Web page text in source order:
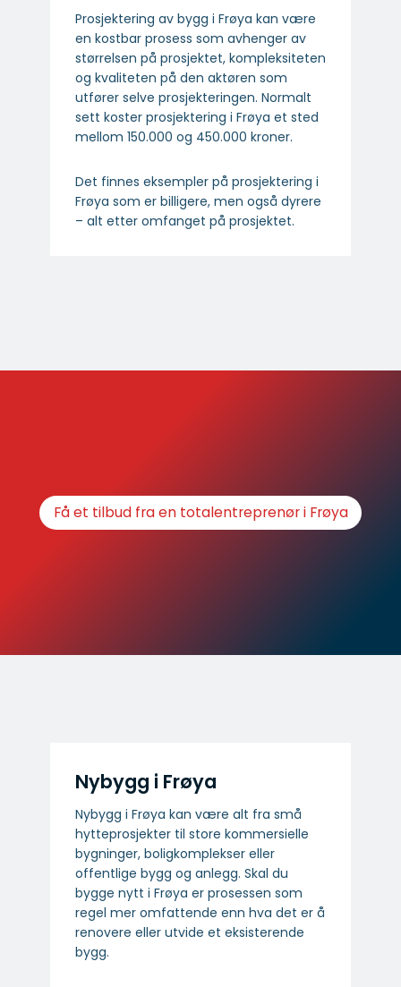
Prosjektering av bygg i Frøya kan være
en kostbar prosess som avhenger av
størrelsen på prosjektet, kompleksiteten
og kvaliteten på den aktøren som
utfører selve prosjekteringen. Normalt
sett koster prosjektering i Frøya et sted
mellom 150.000 og 450.000 kroner.
Det finnes eksempler på prosjektering i
Frøya som er billigere, men også dyrere
– alt etter omfanget på prosjektet.
Få et tilbud fra en totalentreprenør i Frøya
Nybygg i Frøya
Nybygg i Frøya kan være alt fra små
hytteprosjekter til store kommersielle
bygninger, boligkomplekser eller
offentlige bygg og anlegg. Skal du
bygge nytt i Frøya er prosessen som
regel mer omfattende enn hva det er å
renovere eller utvide et eksisterende
bygg.